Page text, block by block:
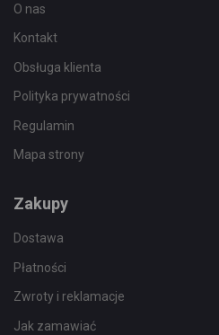
O nas
Kontakt
Obsługa klienta
Polityka prywatności
Regulamin
Mapa strony
Zakupy
Dostawa
Płatności
Zwroty i reklamacje
Jak zamawiać